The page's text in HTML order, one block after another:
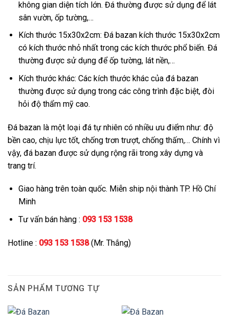
không gian diện tích lớn. Đá thường được sử dụng để lát
sân vườn, ốp tường,…
Kích thước 15x30x2cm: Đá bazan kích thước 15x30x2cm
có kích thước nhỏ nhất trong các kích thước phổ biến. Đá
thường được sử dụng để ốp tường, lát nền,…
Kích thước khác: Các kích thước khác của đá bazan
thường được sử dụng trong các công trình đặc biệt, đòi
hỏi độ thẩm mỹ cao.
Đá bazan là một loại đá tự nhiên có nhiều ưu điểm như: độ
bền cao, chịu lực tốt, chống trơn trượt, chống thấm,… Chính vì
vậy, đá bazan được sử dụng rộng rãi trong xây dựng và
trang trí.
Giao hàng trên toàn quốc. Miễn ship nội thành TP. Hồ Chí
Minh
Tư vấn bán hàng : 093 153 1538
Hotline : 093 153 1538(Mr. Thắng)
SẢN PHẨM TƯƠNG TỰ